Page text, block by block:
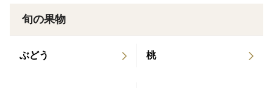
旬の果物
ぶどう 桃